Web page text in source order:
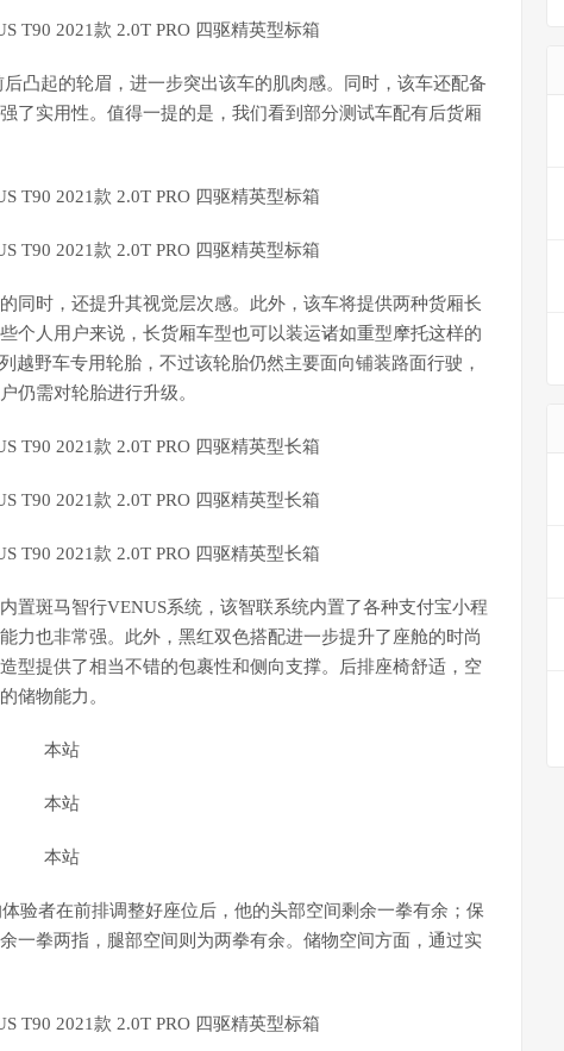
凸起的轮眉，进一步突出该车的肌肉感。同时，该车还配备
了实用性。值得一提的是，我们看到部分测试车配有后货厢
同时，还提升其视觉层次感。此外，该车将提供两种货厢长
个人用户来说，长货厢车型也可以装运诸如重型摩托这样的
越野车专用轮胎，不过该轮胎仍然主要面向铺装路面行驶，
仍需对轮胎进行升级。
置斑马智行VENUS系统，该智联系统内置了各种支付宝小程
力也非常强。此外，黑红双色搭配进一步提升了座舱的时尚
型提供了相当不错的包裹性和侧向支撑。后排座椅舒适，空
储物能力。
验者在前排调整好座位后，他的头部空间剩余一拳有余；保
一拳两指，腿部空间则为两拳有余。储物空间方面，通过实